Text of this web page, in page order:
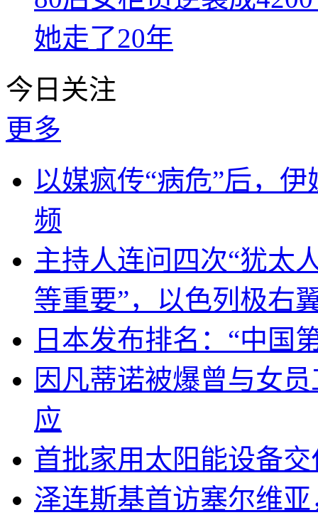
她走了20年
今日关注
更多
以媒疯传“病危”后，
频
主持人连问四次“犹太
等重要”，以色列极右
日本发布排名：“中国
因凡蒂诺被爆曾与女
应
首批家用太阳能设备
泽连斯基首访塞尔维